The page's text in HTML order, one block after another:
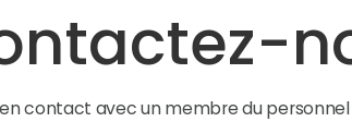
contact avec un membre du personnel